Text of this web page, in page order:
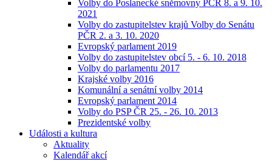
Volby do Poslanecké sněmovny PČR 8. a 9. 10.
2021
Volby do zastupitelstev krajů Volby do Senátu
PČR 2. a 3. 10. 2020
Evropský parlament 2019
Volby do zastupitelstev obcí 5. - 6. 10. 2018
Volby do parlamentu 2017
Krajské volby 2016
Komunální a senátní volby 2014
Evropský parlament 2014
Volby do PSP ČR 25. - 26. 10. 2013
Prezidentské volby
Události a kultura
Aktuality
Kalendář akcí